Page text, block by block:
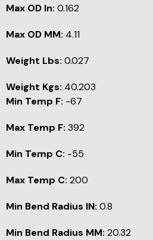
Max OD In: 0.162
Max OD MM: 4.11
Weight Lbs: 0.027
Weight Kgs: 40.203
Min Temp F: -67
Max Temp F: 392
Min Temp C: -55
Max Temp C: 200
Min Bend Radius IN: 0.8
Min Bend Radius MM: 20.32